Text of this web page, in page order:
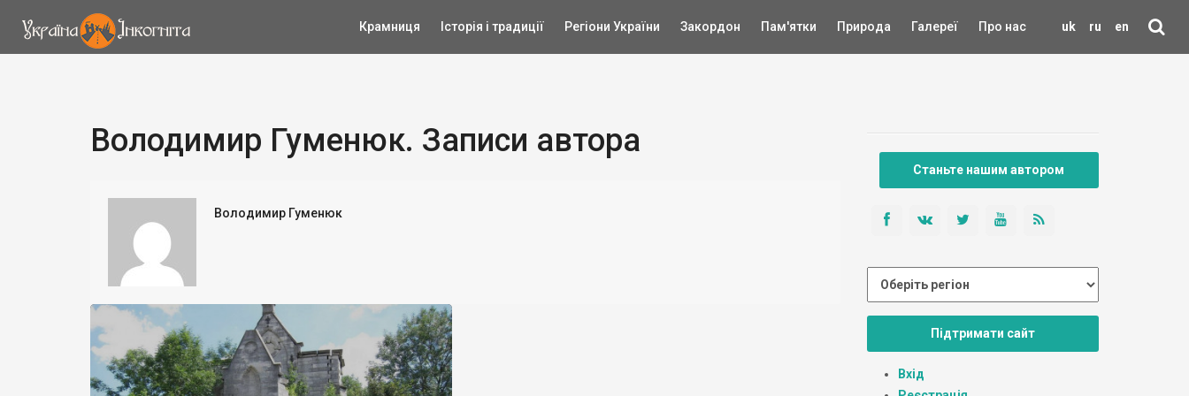
uk ru en
Крамниця Історія і традиції Регіони України Закордон Пам'ятки Природа Галереї Про нас
Володимир Гуменюк. Записи автора
Володимир Гуменюк
Станьте нашим автором
Підтримати сайт
Вхід